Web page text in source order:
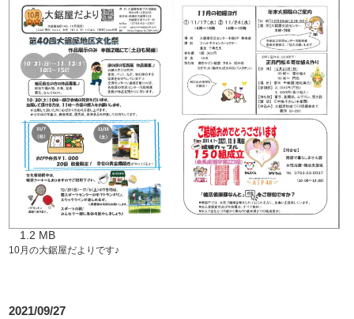
1.2 MB
10月の大鋸屋だよりです♪
2021/09/27